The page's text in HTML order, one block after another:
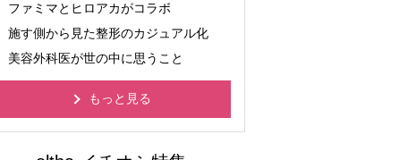
ファミマとヒロアカがコラボ
施す側から見た整形のカジュアル化
美容外科医が世の中に思うこと
もっと見る